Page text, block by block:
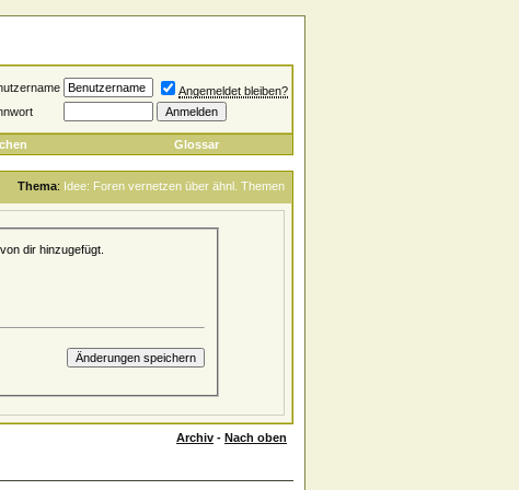
Angemeldet bleiben?
Glossar
Thema: Idee: Foren vernetzen über ähnl. Themen
dir hinzugefügt.
Archiv - Nach oben